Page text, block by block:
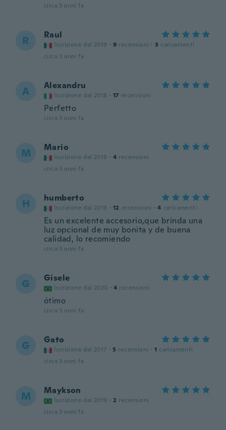
circa 3 anni fa
R Raul
Iscrizione dal 2019 · 9 recensioni · 3 caricamenti
circa 3 anni fa
A Alexandru
Iscrizione dal 2018 · 17 recensioni
Perfetto
circa 3 anni fa
M Mario
Iscrizione dal 2018 · 4 recensioni
circa 3 anni fa
H humberto
Iscrizione dal 2019 · 12 recensioni · 4 caricamenti
Es un excelente accesorio,que brinda una
luz opcional de muy bonita y de buena
calidad, lo recomiendo
circa 3 anni fa
G Gisele
Iscrizione dal 2020 · 4 recensioni
ótimo
circa 3 anni fa
G Gato
Iscrizione dal 2017 · 5 recensioni · 1 caricamenti
circa 3 anni fa
M Maykson
Iscrizione dal 2019 · 2 recensioni
circa 3 anni fa